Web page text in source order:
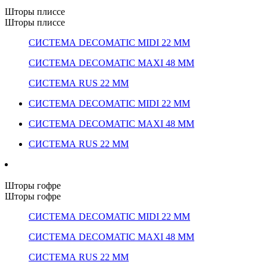
Шторы плиссе
Шторы плиссе
СИСТЕМА DECOMATIC MIDI 22 ММ
СИСТЕМА DECOMATIC MAXI 48 ММ
СИСТЕМА RUS 22 ММ
СИСТЕМА DECOMATIC MIDI 22 ММ
СИСТЕМА DECOMATIC MAXI 48 ММ
СИСТЕМА RUS 22 ММ
Шторы гофре
Шторы гофре
СИСТЕМА DECOMATIC MIDI 22 ММ
СИСТЕМА DECOMATIC MAXI 48 ММ
СИСТЕМА RUS 22 ММ